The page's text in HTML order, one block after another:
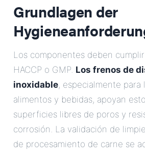
Grundlagen der
Los componentes deben
HACCP o GMP. Los frenos de
inoxidable, especialmente
alimentos y bebidas, apoyan
superficies libres de poros y
corrosión. La validación de
de procesamiento de carne se